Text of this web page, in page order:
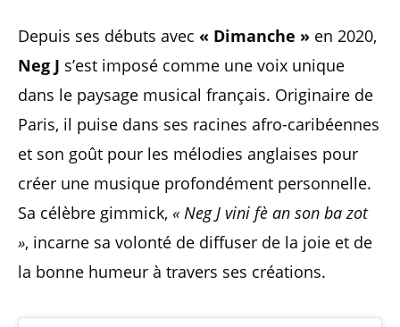
Depuis ses débuts avec « Dimanche » en 2020,
Neg J s’est imposé comme une voix unique
dans le paysage musical français. Originaire de
Paris, il puise dans ses racines afro-caribéennes
et son goût pour les mélodies anglaises pour
créer une musique profondément personnelle.
Sa célèbre gimmick, « Neg J vini fè an son ba zot
», incarne sa volonté de diffuser de la joie et de
la bonne humeur à travers ses créations.